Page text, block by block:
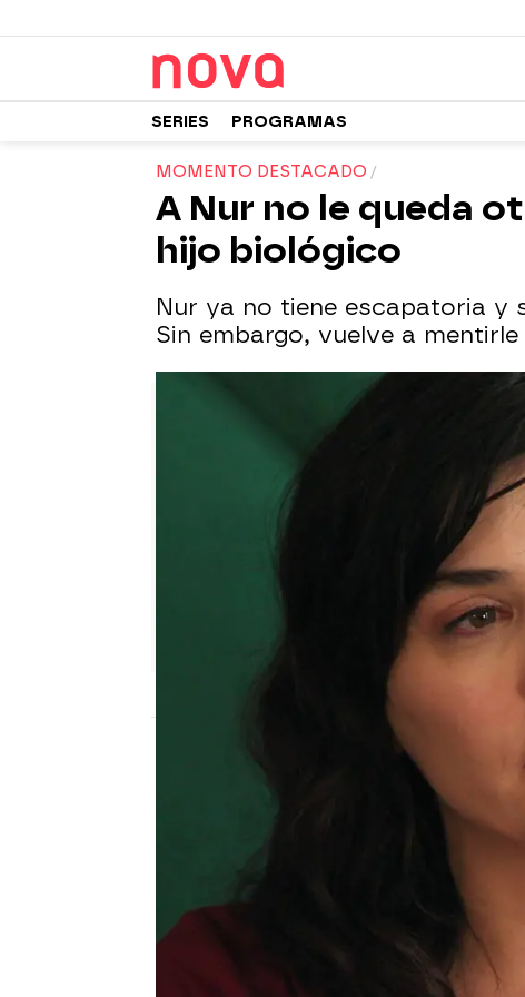
SERIES PROGRAMAS
MOMENTO DESTACADO
A Nur no le queda
hijo biológico
Nur ya no tiene escapatoria y
Sin embargo, vuelve a
03 de marzo de 2026, 23:00
Tufan busca respuestas
Civan que Nur es su
el exfutbolista visita el
lo crio entre basuras y
madre del joven. Ella le
"Es mi vida", le